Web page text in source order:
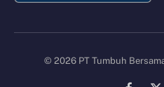
© 2026 PT Tumbuh